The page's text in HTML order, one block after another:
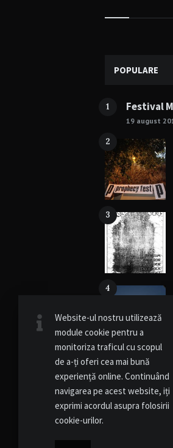
Widgets
POPULARE
1 Festival
19 august
2
3
4
Website-ul nostru utilizează
module cookie pentru a
monitoriza traficul cu scopul
de a-ți oferi cea mai bună
experiență online. Continuând
navigarea pe acest website, iți
exprimi acordul asupra folosirii
cookie-urilor.